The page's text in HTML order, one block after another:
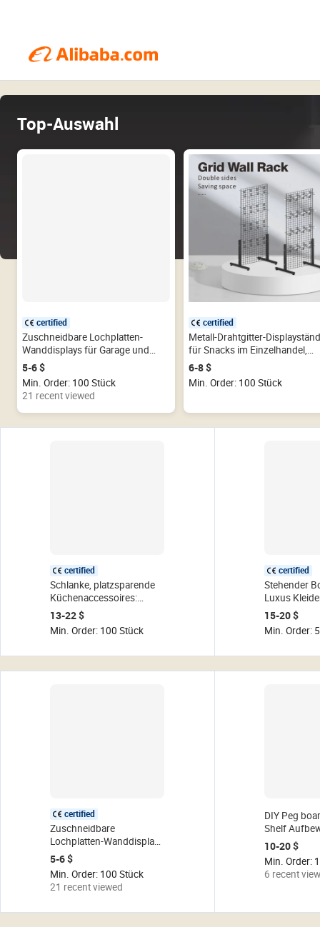
Top-Auswahl
certified
Zuschneidbare Lochplatten-
Wanddisplays für Garage und
Werkstatt, Werkzeug-Organizer
aus Kunststoff PP und Metall
5-6 $
Min. Order: 100 Stück
21 recent viewed
certified
Metall-Drahtgitter-
für Snacks im Einzelhandel,
Boden- und Hängeständer für
Zubehörprodukte
6-8 $
Min. Order: 100 Stück
certified
Schlanke, platzsparende
Küchenaccessoires:
Zusammenklappbarer,
ausziehbarer
Küchenwagen-Organizer
13-22 $
Min. Order: 100 Stück
certified
Stehender
Luxus
Kleider
Kleider
15-20 $
Min. Order:
certified
Zuschneidbare
Lochplatten-Wanddisplays
für Garage und Werkstatt,
Werkzeug-Organizer aus
Kunststoff PP und Metall
5-6 $
Min. Order: 100 Stück
21 recent viewed
DIY Peg
Shelf
shaken No
Crafts
Küchen
10-20 $
Min. Order:
6 recent